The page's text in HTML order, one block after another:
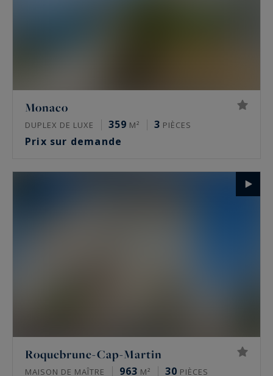
Monaco
DUPLEX DE LUXE 359 M² 3 PIÈCES
Prix sur demande
Roquebrune-Cap-Martin
MAISON DE MAÎTRE 963 M² 30 PIÈCES